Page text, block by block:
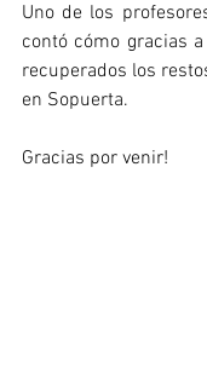
Uno de los
contó cómo gracias
recuperados los
en Sopuerta.
Gracias por venir!